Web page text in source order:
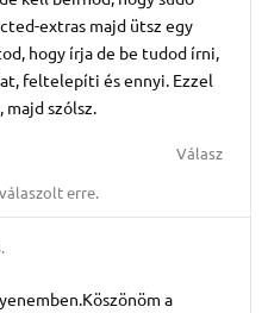
extras majd ütsz egy
hogy írja de be tudod írni,
feltelepíti és ennyi. Ezzel
majd szólsz.
Válasz
válaszolt erre.
a